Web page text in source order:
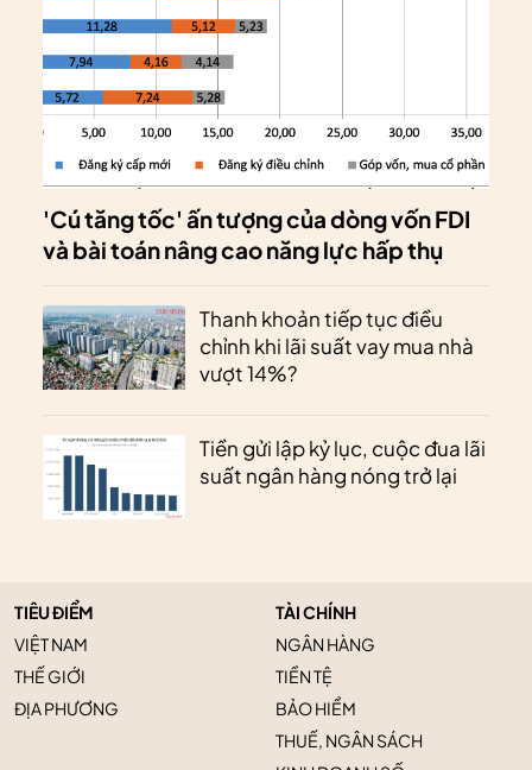
'Cú tăng tốc' ấn tượng của dòng vốn FDI
và bài toán nâng cao năng lực hấp thụ
Thanh khoản tiếp tục điều
chỉnh khi lãi suất vay mua nhà
vượt 14%?
Tiền gửi lập kỷ lục, cuộc đua lãi
suất ngân hàng nóng trở lại
TIÊU ĐIỂM
VIỆT NAM
THẾ GIỚI
ĐỊA PHƯƠNG
TÀI CHÍNH
NGÂN HÀNG
TIỀN TỆ
BẢO HIỂM
THUẾ, NGÂN SÁCH